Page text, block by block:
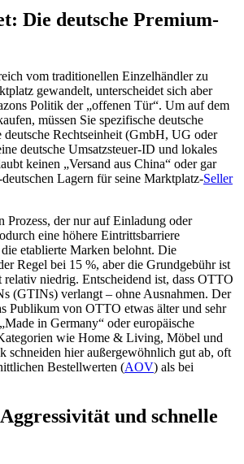
Die deutsche Premium-
vom traditionellen Einzelhändler zu
gewandelt, unterscheidet sich aber
Politik der „offenen Tür“. Um auf dem
müssen Sie spezifische deutsche
Rechtseinheit (GmbH, UG oder
deutsche Umsatzsteuer-ID und lokales
keinen „Versand aus China“ oder gar
Lagern für seine Marktplatz-Seller
Prozess, der nur auf Einladung oder
eine höhere Eintrittsbarriere
etablierte Marken belohnt. Die
Regel bei 15 %, aber die Grundgebühr ist
niedrig. Entscheidend ist, dass OTTO
(GTINs) verlangt – ohne Ausnahmen. Der
Publikum von OTTO etwas älter und sehr
in Germany“ oder europäische
wie Home & Living, Möbel und
schneiden hier außergewöhnlich gut ab, oft
Bestellwerten (AOV) als bei
und schnelle